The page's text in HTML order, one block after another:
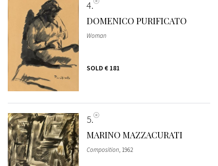
4
DOMENICO PURIFICATO
Woman
SOLD € 181
5
MARINO MAZZACURATI
Composition, 1962